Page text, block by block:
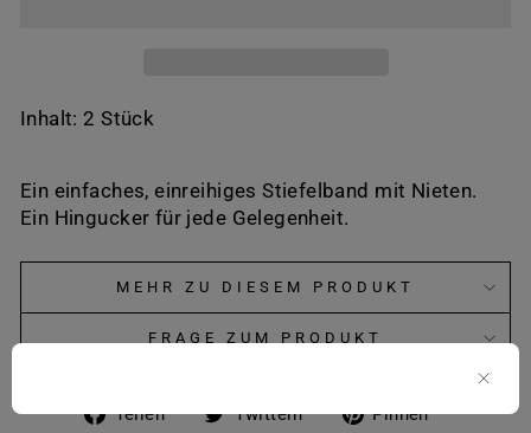
Inhalt: 2 Stück
Ein einfaches, einreihiges Stiefelband mit Nieten.
Ein Hingucker für jede Gelegenheit.
MEHR ZU DIESEM PRODUKT
FRAGE ZUM PRODUKT
Teilen
Auf
Twittern
Auf
Pinnen
Auf